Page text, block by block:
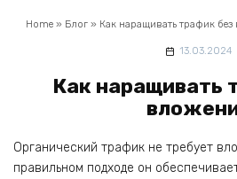
Home » Блог » Как наращивать трафик
13.03.2024
Как наращивать
Органический трафик не требует
правильном подходе он